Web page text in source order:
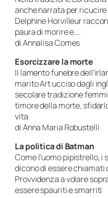
anche narrata per
Delphine Horvilleur
paura di morire e….
di Annalisa Comes
Esorcizzare la morte
Il lamento funebre
marito Art ucciso dagli
secolare tradizione
timore della morte,
vita
di Anna Maria Robustelli
La politica di Batman
Come l’uomo pipistrello,
dicono di essere chiamati
Provvidenza a volare
essere spauriti e smarriti